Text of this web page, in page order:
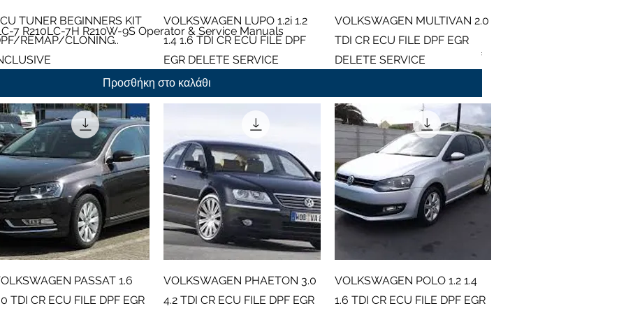
Γρήγορη προβολή
TUNER BEGINNERS KIT
REMAP/CLONING..
Τιμή Έκπτωσης
Γρήγορη προβολή
VOLKSWAGEN LUPO 1.2i 1.2
1.4 1.6 TDI CR ECU FILE DPF
EGR DELETE SERVICE
Τιμή
19,00 £
Γρήγορη προβολή
VOLKSWAGEN MULTIVAN 2.0
TDI CR ECU FILE DPF EGR
DELETE SERVICE
Γρήγορη προβολή
PASSAT 1.6
TDI CR ECU FILE DPF EGR
Γρήγορη προβολή
VOLKSWAGEN PHAETON 3.0
4.2 TDI CR ECU FILE DPF EGR
Γρήγορη προβολή
VOLKSWAGEN POLO 1.2 1.4
1.6 TDI CR ECU FILE DPF EGR
Γρήγορη προβολή
7 R210LC-7H R210W-9S Operator & Service Manuals
Προσθήκη στο καλάθι
Κανονική τιμή
40,00 £